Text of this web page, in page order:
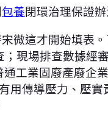
包養閉環治理保證辦
微這才開始填表
；現場排查數據經
工業固廢產廢企
用傳導壓力、壓